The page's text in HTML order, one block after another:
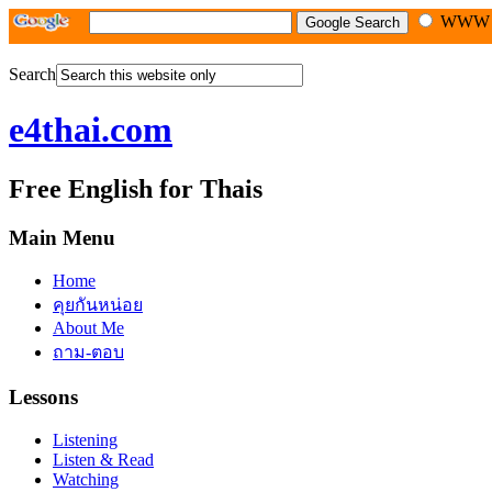
WWW
Search
e4thai.com
Free English for Thais
Main Menu
Home
คุยกันหน่อย
About Me
ถาม-ตอบ
Lessons
Listening
Listen & Read
Watching